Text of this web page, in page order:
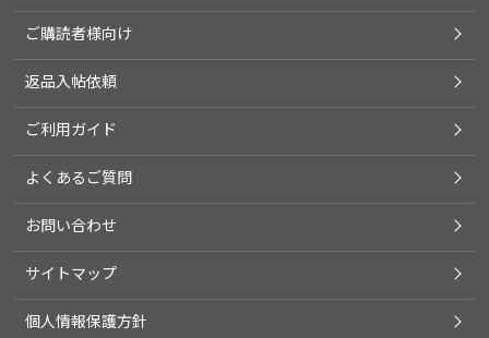
ご購読者様向け
返品入帖依頼
ご利用ガイド
よくあるご質問
お問い合わせ
サイトマップ
個人情報保護方針